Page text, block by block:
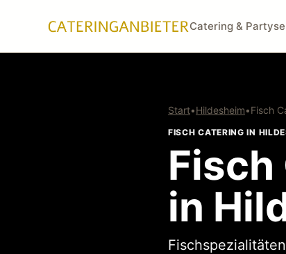
Catering &
Start•Hildesheim•Fisch
FISCH CATERING IN
in